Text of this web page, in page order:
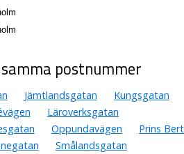
postnummer
Jämtlandsgatan
Kungsgatan
Läroverksgatan
Oppundavägen
Prins
Smålandsgatan